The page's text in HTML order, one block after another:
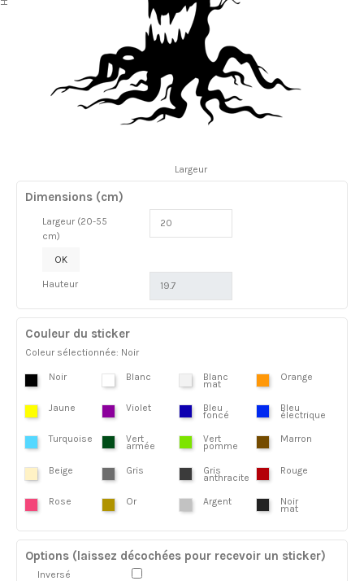
Largeur
Dimensions (cm)
Largeur (20-55
cm)
OK
Hauteur
Couleur du sticker
Coleur sélectionnée: Noir
Noir Blanc Blanc
mat
Orange
Jaune Violet Bleu
foncé
Bleu
électrique
Turquoise Vert
armée
Vert
pomme
Marron
Beige Gris Gris
anthracite
Rouge
Rose Or Argent Noir
mat
Options (laissez décochées pour recevoir un sticker)
Inversé